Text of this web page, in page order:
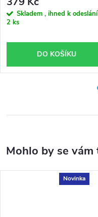
Skladem , ihned k odeslání
2 ks
DO KOŠÍKU
Novinka